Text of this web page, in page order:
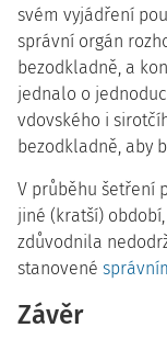
svém vyjádření
správní orgán
bezodkladně, a
jednalo o
vdovského i
bezodkladně, aby
V průběhu šetření
jiné (kratší)
zdůvodnila
stanovené
Závěr